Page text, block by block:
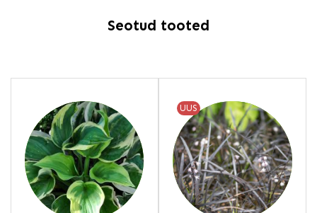
Seotud tooted
UUS